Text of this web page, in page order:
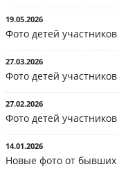
19.05.2026
Фото детей
27.03.2026
Фото детей
27.02.2026
Фото детей
14.01.2026
Новые фото от бывших